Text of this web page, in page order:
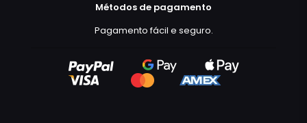
Métodos de pagamento
Pagamento fácil e seguro.